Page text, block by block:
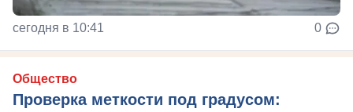
сегодня в 10:41 0
Общество
Проверка меткости под градусом: